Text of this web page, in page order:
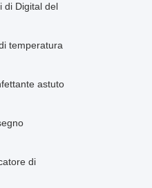
di Digital del
temperatura
astuto
di